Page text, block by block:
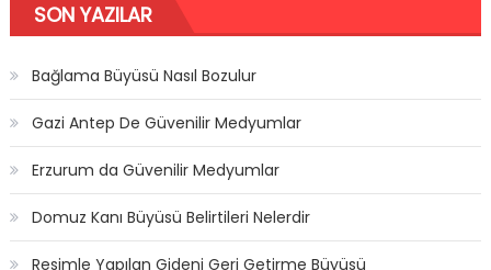
SON YAZILAR
Bağlama Büyüsü Nasıl Bozulur
Gazi Antep De Güvenilir Medyumlar
Erzurum da Güvenilir Medyumlar
Domuz Kanı Büyüsü Belirtileri Nelerdir
Resimle Yapılan Gideni Geri Getirme Büyüsü